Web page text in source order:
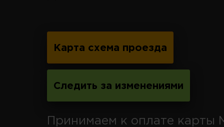
Карта схема проезда
Следить за изменениями
Принимаем к оплате карты